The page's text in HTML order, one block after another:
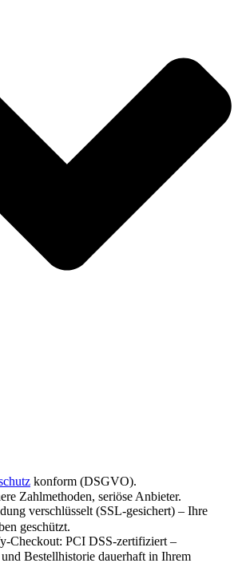
konform (DSGVO).
Zahlmethoden, seriöse Anbieter.
verschlüsselt (SSL-gesichert) – Ihre
geschützt.
Checkout: PCI DSS-zertifiziert –
Bestellhistorie dauerhaft in Ihrem